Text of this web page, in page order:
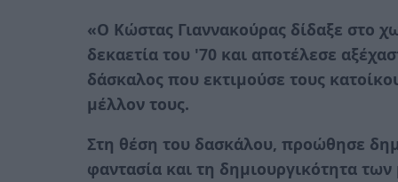
«Ο Κώστας Γιαννακούρας δίδαξε στο
δεκαετία του '70 και αποτέλεσε
δάσκαλος που εκτιμούσε τους
μέλλον τους.
Στη θέση του δασκάλου, προώθησε
φαντασία και τη δημιουργικότητα